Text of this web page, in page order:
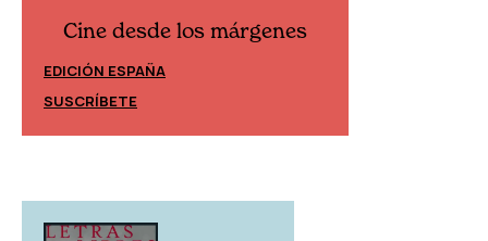
Cine desde los márgenes
EDICIÓN ESPAÑA
SUSCRÍBETE